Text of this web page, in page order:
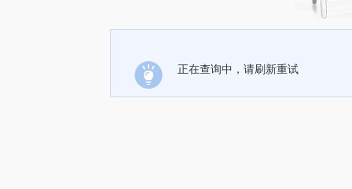
正在查询中，请刷新重试